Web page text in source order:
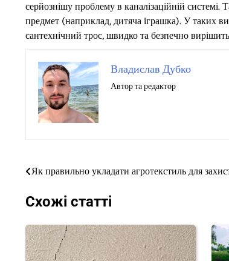
серйознішу проблему в каналізаційній
предмет (наприклад, дитяча іграшка). У таких
сантехнічний трос, швидко та безпечно
Владислав Дубко
Автор та редактор
Навігація
записів
Як правильно укладати агротекстиль для
Схожі статті